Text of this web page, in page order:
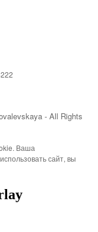
- All Rights
Ваша
сайт, вы